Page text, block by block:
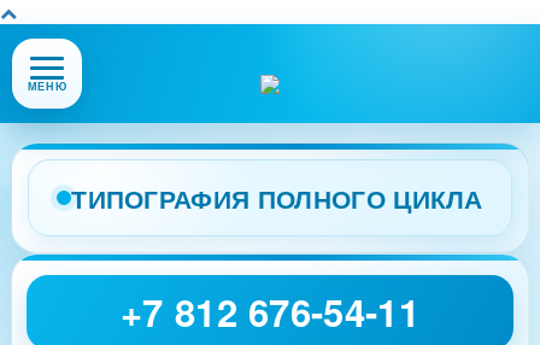
Открыть
или
меню
сайта
МЕНЮ
ТИПОГРАФИЯ ПОЛНОГО ЦИКЛА
+7 812 676-54-11